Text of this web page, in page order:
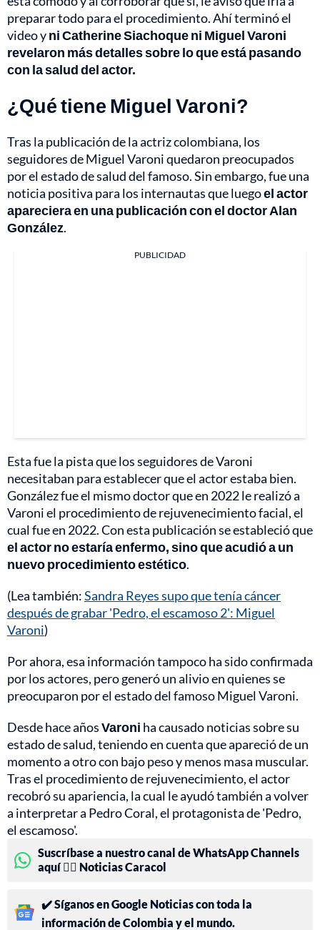
preparar todo para el procedimiento. Ahí terminó el
video yni Catherine Siachoque ni Miguel Varoni
revelaron más detalles sobre lo que está pasando
con la salud del actor.
¿Qué tiene Miguel Varoni?
Tras la publicación de la actriz colombiana, los
seguidores de Miguel Varoni quedaron preocupados
por el estado de salud del famoso. Sin embargo, fue una
noticia positiva para los internautas que luegoel actor
apareciera en una publicación con el doctor Alan
González.
PUBLICIDAD
Esta fue la pista que los seguidores de Varoni
necesitaban para establecer que el actor estaba bien.
González fue el mismo doctor que en 2022 le realizó a
Varoni el procedimiento de rejuvenecimiento facial, el
cual fue en 2022. Con esta publicación se estableció que
el actor no estaría enfermo, sino que acudió a un
nuevo procedimiento estético.
(Lea también:Sandra Reyes supo que tenía cáncer
después de grabar 'Pedro, el escamoso 2': Miguel
Varoni)
Por ahora, esa información tampoco ha sido confirmada
por los actores, pero generó un alivio en quienes se
preocuparon por el estado del famoso Miguel Varoni.
Desde hace añosVaroni ha causado noticias sobre su
estado de salud, teniendo en cuenta que apareció de un
momento a otro con bajo peso y menos masa muscular.
Tras el procedimiento de rejuvenecimiento, el actor
recobró su apariencia, la cual le ayudó también a volver
a interpretar a Pedro Coral, el protagonista de 'Pedro,
el escamoso'.
Suscríbase a nuestro canal de WhatsApp Channels
aquí 👉🏻 Noticias Caracol
✔️ Síganos en Google Noticias con toda la
información de Colombia y el mundo.